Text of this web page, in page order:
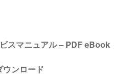
スマニュアル – PDF eBook
ウンロード